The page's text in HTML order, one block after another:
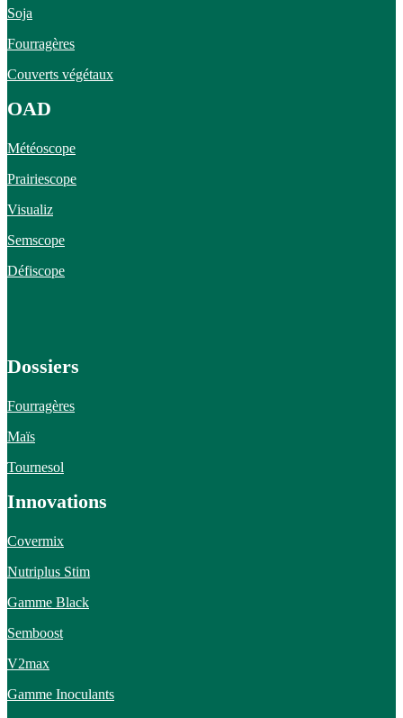
Soja
Fourragères
Couverts végétaux
OAD
Météoscope
Prairiescope
Visualiz
Semscope
Défiscope
Dossiers
Fourragères
Maïs
Tournesol
Innovations
Covermix
Nutriplus Stim
Gamme Black
Semboost
V2max
Gamme Inoculants